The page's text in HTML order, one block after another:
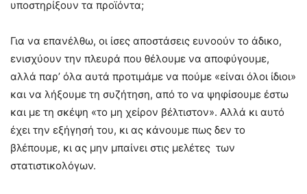
υποστηρίξουν τα προϊόντα;
Για να επανέλθω, οι ίσες αποστάσεις ευνοούν το άδικο,
ενισχύουν την πλευρά που θέλουμε να αποφύγουμε,
αλλά παρ’ όλα αυτά προτιμάμε να πούμε «είναι όλοι ίδιοι»
και να λήξουμε τη συζήτηση, από το να ψηφίσουμε έστω
και με τη σκέψη «το μη χείρον βέλτιστον». Αλλά κι αυτό
έχει την εξήγησή του, κι ας κάνουμε πως δεν το
βλέπουμε, κι ας μην μπαίνει στις μελέτες των
στατιστικολόγων.